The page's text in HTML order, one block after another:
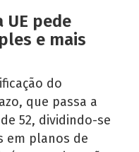
UE pede
e mais
do
que passa a
52, dividindo-se
em planos de